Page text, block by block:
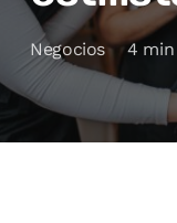
Negocios 4